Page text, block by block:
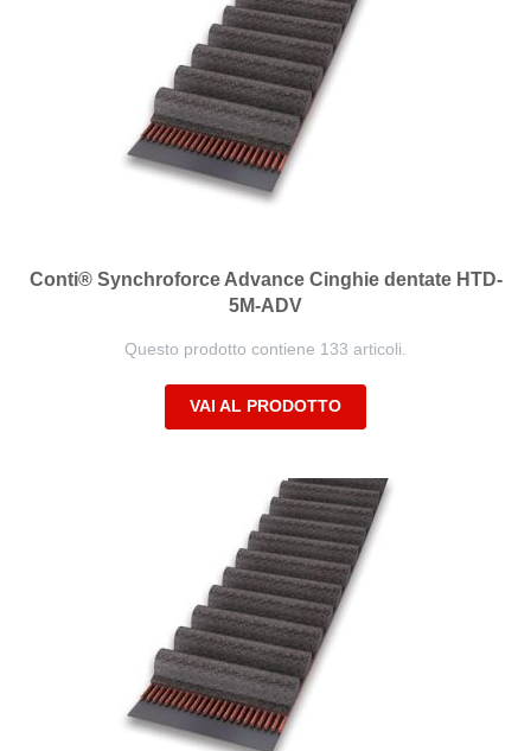
Conti® Synchroforce Advance Cinghie dentate HTD-
5M-ADV
Questo prodotto contiene 133 articoli.
VAI AL PRODOTTO